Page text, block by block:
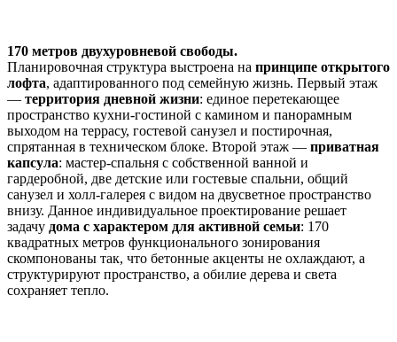
170 метров двухуровневой свободы.
Планировочная структура выстроена на принципе открытого
лофта, адаптированного под семейную жизнь. Первый этаж
— территория дневной жизни: единое перетекающее
пространство кухни-гостиной с камином и панорамным
выходом на террасу, гостевой санузел и постирочная,
спрятанная в техническом блоке. Второй этаж — приватная
капсула: мастер-спальня с собственной ванной и
гардеробной, две детские или гостевые спальни, общий
санузел и холл-галерея с видом на двусветное пространство
внизу. Данное индивидуальное проектирование решает
задачу дома с характером для активной семьи: 170
квадратных метров функционального зонирования
скомпонованы так, что бетонные акценты не охлаждают, а
структурируют пространство, а обилие дерева и света
сохраняет тепло.